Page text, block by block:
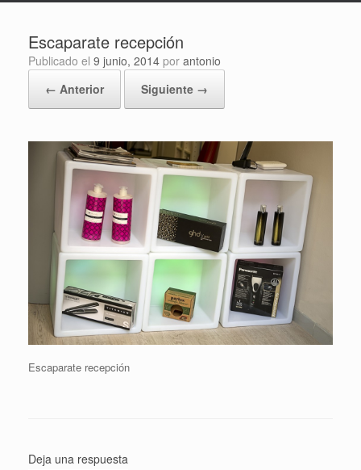
Escaparate recepción
Publicado el 9 junio, 2014 por antonio
← Anterior
Siguiente →
Escaparate recepción
Deja una respuesta